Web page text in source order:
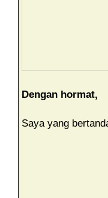
Dengan hormat,
Saya yang